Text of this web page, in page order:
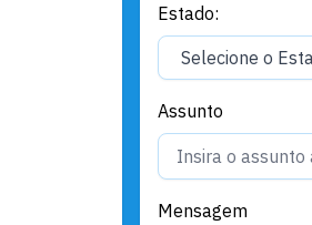
Estado:
Assunto
Mensagem